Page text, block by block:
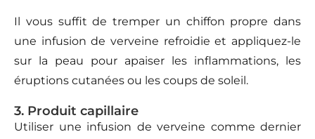
Il vous suffit de tremper un chiffon propre dans
une infusion de verveine refroidie et appliquez-le
sur la peau pour apaiser les inflammations, les
éruptions cutanées ou les coups de soleil.
3. Produit capillaire
Utiliser une infusion de verveine comme dernier